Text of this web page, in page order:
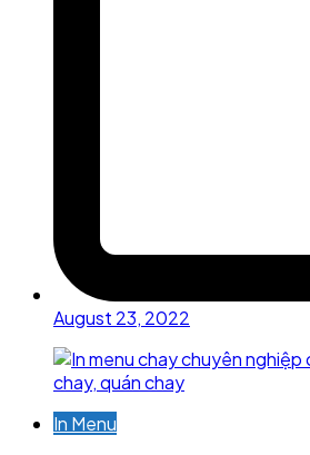
August 23, 2022
In Menu